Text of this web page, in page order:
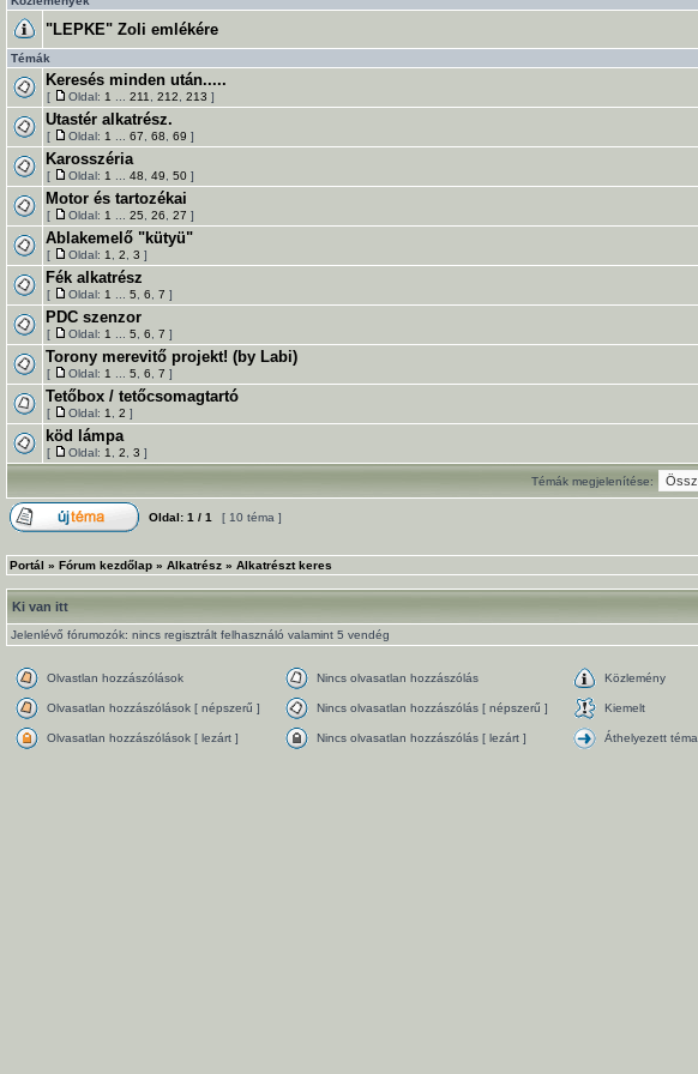
"LEPKE" Zoli emlékére
Témák
Keresés minden után.....
[ Oldal: 1 211 212 213 ]
Utastér alkatrész.
[ Oldal: 1 67 68 69 ]
Karosszéria
[ Oldal: 1 48 49 50 ]
Motor és tartozékai
[ Oldal: 1 25 26 27 ]
Ablakemelő "kütyü"
[ Oldal: 1 2 3 ]
Fék alkatrész
[ Oldal: 1 5 6 7 ]
PDC szenzor
[ Oldal: 1 5 6 7 ]
Torony merevitő projekt! (by Labi)
[ Oldal: 1 5 6 7 ]
Tetőbox / tetőcsomagtartó
[ Oldal: 1 2 ]
köd lámpa
[ Oldal: 1 2 3 ]
Témák megjelenítése:
Oldal: 1 / 1 [ 10 téma ]
Portál » Fórum kezdőlap » Alkatrész » Alkatrészt keres
Ki van itt
Jelenlévő fórumozók: nincs regisztrált felhasználó valamint 5 vendég
Olvastlan hozzászólások Nincs olvasatlan hozzászólás Közlemény
Olvasatlan hozzászólások [ népszerű ] Nincs olvasatlan hozzászólás [ népszerű ] Kiemelt
Olvasatlan hozzászólások [ lezárt ] Nincs olvasatlan hozzászólás [ lezárt ] Áthelyezett téma